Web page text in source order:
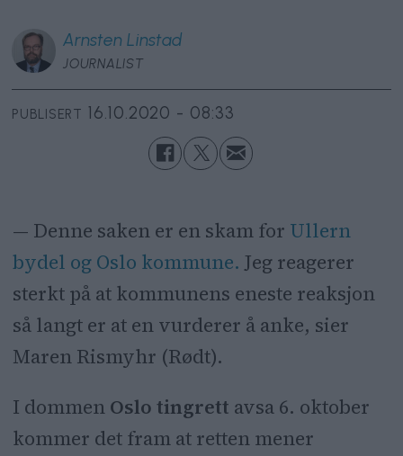
Arnsten Linstad
JOURNALIST
PUBLISERT 16.10.2020 - 08:33
— Denne saken er en skam for Ullern
bydel og Oslo kommune. Jeg reagerer
sterkt på at kommunens eneste reaksjon
så langt er at en vurderer å anke, sier
Maren Rismyhr (Rødt).
I dommen Oslo tingrett avsa 6. oktober
kommer det fram at retten mener